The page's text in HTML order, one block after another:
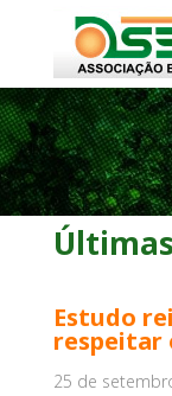
Estudo
respeitar
25 de